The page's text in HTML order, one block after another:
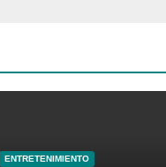
ENTRETENIMIENTO